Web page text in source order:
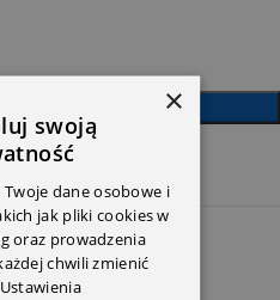
×
swoją
dane osobowe i
jak pliki cookies w
oraz prowadzenia
chwili zmienić